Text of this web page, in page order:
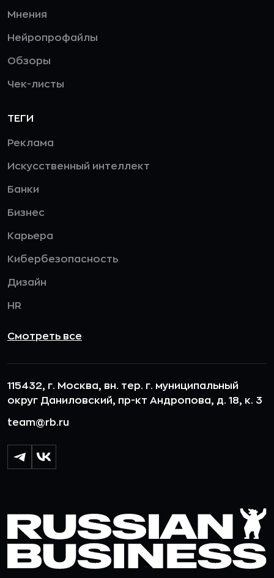
Мнения
Нейропрофайлы
Обзоры
Чек-листы
ТЕГИ
Реклама
Искусственный интеллект
Банки
Бизнес
Карьера
Кибербезопасность
Дизайн
HR
Смотреть все
115432, г. Москва, вн. тер. г. муниципальный
округ Даниловский, пр-кт Андропова, д. 18, к. 3
team@rb.ru